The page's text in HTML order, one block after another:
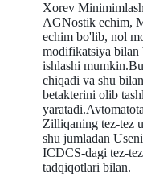
Xorev
AGNostik echim,
echim bo'lib, nol
modifikatsiya bilan
ishlashi
chiqadi va shu
betakterini olib
Zilliqaning tez-tez
shu jumladan
ICDCS-dagi tez-
tadqiqotlari bilan.